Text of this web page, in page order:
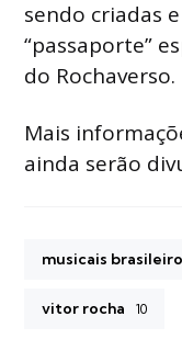
sendo criadas
“passaporte”
do Rochaverso.
Mais
ainda serão
musicais
vitor rocha 10